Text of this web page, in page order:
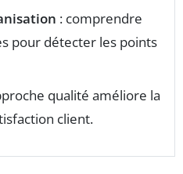
: comprendre
pour détecter les points
qualité améliore la
client.